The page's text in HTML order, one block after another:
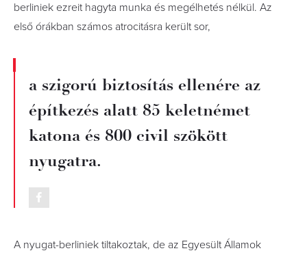
berliniek ezreit hagyta munka és megélhetés nélkül. Az
első órákban számos atrocitásra került sor,
a szigorú biztosítás ellenére az
építkezés alatt 85 keletnémet
katona és 800 civil szökött
nyugatra.
A nyugat-berliniek tiltakoztak, de az Egyesült Államok